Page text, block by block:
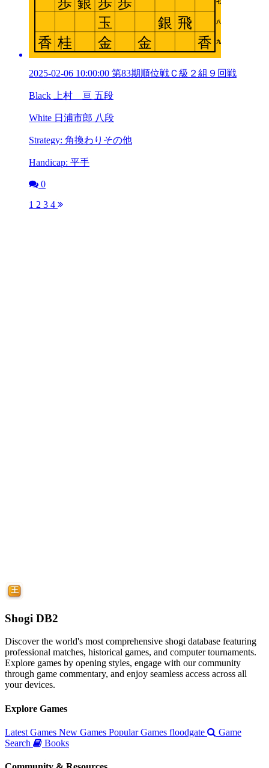
2025-02-06 10:00:00 第83期順位戦Ｃ級２組９回戦
Black 上村 亘 五段
White 日浦市郎 八段
Strategy: 角換わりその他
Handicap: 平手
0
1 2 3 4
Shogi DB2
Discover the world's most comprehensive shogi database featuring
professional matches, historical games, and computer tournaments.
Explore games by opening styles, engage with our community
through game commentary, and enjoy seamless access across all
your devices.
Explore Games
Latest Games New Games Popular Games floodgate
Game
Search
Books